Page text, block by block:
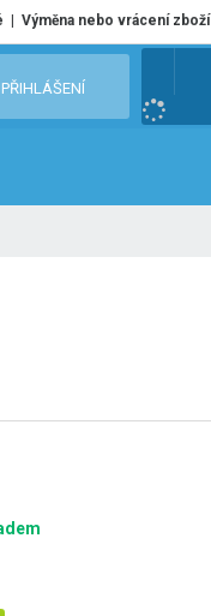
Výměna nebo vrácení zboží
PŘIHLÁŠENÍ